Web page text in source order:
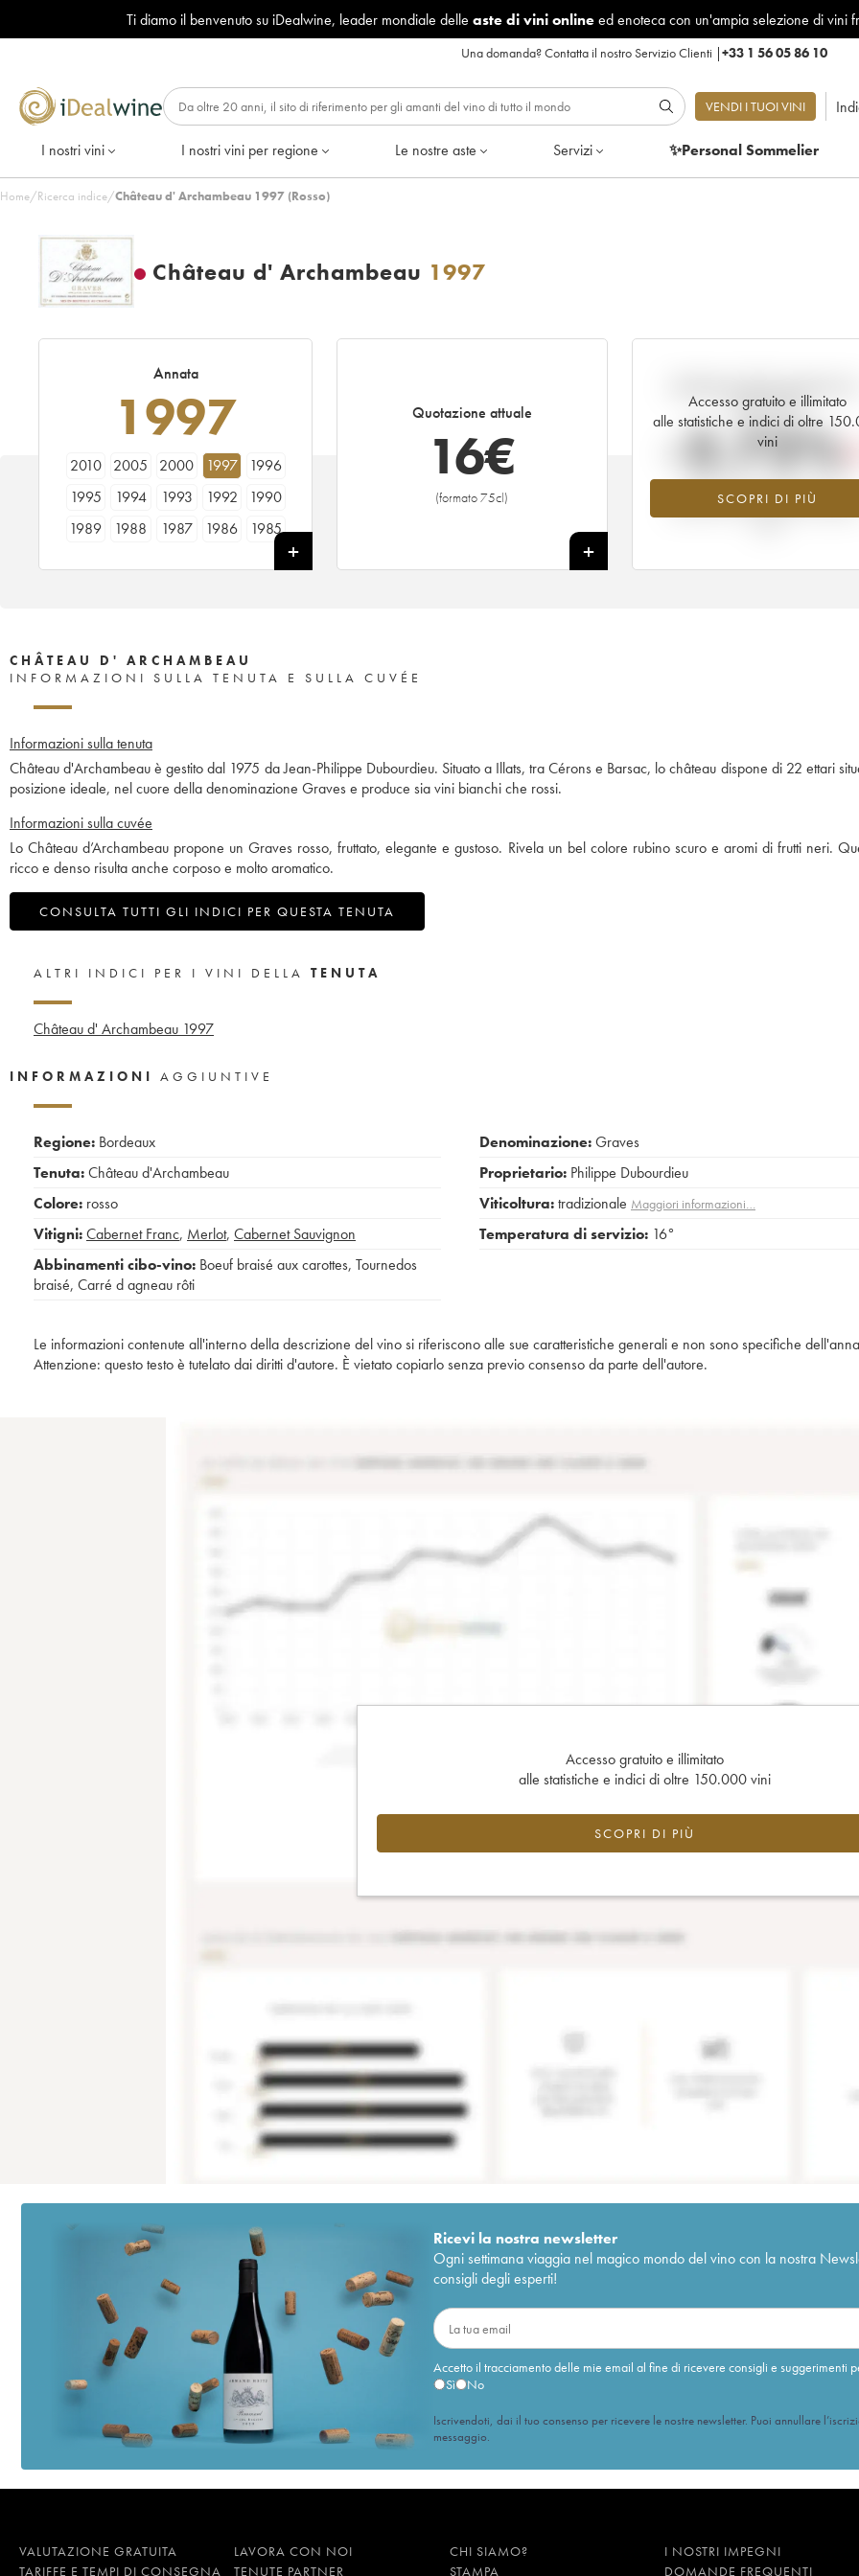
Ti diamo il benvenuto su iDealwine, leader mondiale delle aste di vini onlineed enoteca con un'ampia selezione di vini
Una domanda?Contatta il nostro Servizio Clienti |+33 1 56 05 86 10
VENDI I TUOI VINI
I nostri vini I nostri vini per regione Le nostre aste Servizi ✨Personal Sommelier
Home/Ricerca indice/Château d' Archambeau 1997 (Rosso)
Château d' Archambeau 1997
Annata
1997
2010 2005 2000 1997
1996
1995
1994 1993 1992
1990
1989
1988 1987 1986
1985
Quotazione attuale
16€
(formato 75cl)
+
Accesso gratuito e illimitato
alle statistiche e indici di oltre
vini
SCOPRI DI PIÙ
tempo reale
-2.72%
Tendenza al ribasso per il valore
dell'annata 1997 nel 2026 rispetto
CHÂTEAU D' ARCHAMBEAU
INFORMAZIONI SULLA TENUTA E SULLA CUVÉE
Informazioni sulla tenuta
Château d'Archambeau è gestito dal 1975 da Jean-Philippe Dubourdieu. Situato a Illats, tra Cérons e Barsac, lo château dispone di 22 ettari
posizione ideale, nel cuore della denominazione Graves e produce sia vini bianchi che rossi.
Informazioni sulla cuvée
Lo Château d’Archambeau propone un Graves rosso, fruttato, elegante e gustoso. Rivela un bel colore rubino scuro e aromi di frutti neri.
ricco e denso risulta anche corposo e molto aromatico.
CONSULTA TUTTI GLI INDICI PER QUESTA TENUTA
ALTRI INDICI PER I VINI DELLA TENUTA
Château d' Archambeau 1997
INFORMAZIONI AGGIUNTIVE
Regione: Bordeaux
Tenuta:Château d'Archambeau
Colore: rosso
Vitigni:Cabernet Franc, Merlot, Cabernet Sauvignon
Abbinamenti cibo-vino: Boeuf braisé aux carottes, Tournedos
braisé, Carré d agneau rôti
Denominazione:Graves
Proprietario: Philippe Dubourdieu
Viticoltura:tradizionale Maggiori informazioni…
Temperatura di servizio: 16°
Le informazioni contenute all'interno della descrizione del vino si riferiscono alle sue caratteristiche generali e non sono specifiche
Attenzione: questo testo è tutelato dai diritti d'autore. È vietato copiarlo senza previo consenso da parte dell'autore.
Accesso gratuito e illimitato
alle statistiche e indici di oltre 150.000 vini
SCOPRI DI PIÙ
Ricevi la nostra newsletter
Ogni settimana viaggia nel magico mondo del vino con la nostra
consigli degli esperti!
Accetto il tracciamento delle mie email al fine di ricevere consigli e suggerimenti
Sì
No
Iscrivendoti, dai il tuo consenso per ricevere le nostre newsletter. Puoi annullare
messaggio.
VALUTAZIONE GRATUITA LAVORA CON NOI CHI SIAMO?
I NOSTRI IMPEGNI
TARIFFE E TEMPI DI CONSEGNA
TENUTE PARTNER STAMPA DOMANDE FREQUENTI